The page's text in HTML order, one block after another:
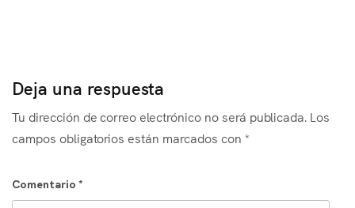
Deja una respuesta
Tu dirección de correo electrónico no será publicada. Los
campos obligatorios están marcados con *
Comentario *